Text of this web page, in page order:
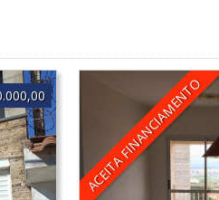
ACEITA FINANCIAMENTO